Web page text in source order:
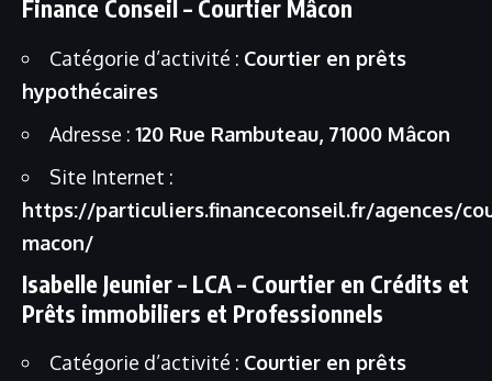
Finance Conseil – Courtier Mâcon
Catégorie d’activité : Courtier en prêts
hypothécaires
Adresse : 120 Rue Rambuteau, 71000 Mâcon
Site Internet :
https://particuliers.financeconseil.fr/agences/
macon/
Isabelle Jeunier – LCA – Courtier en Crédits et
Prêts immobiliers et Professionnels
Catégorie d’activité : Courtier en prêts